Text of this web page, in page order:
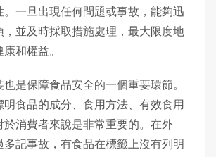
。一旦出現任何問題或事故，能夠迅
，並及時採取措施處理，最大限度地
和權益。
是保障食品安全的一個重要環節。
食品的成分、食用方法、有效食用
於消費者來說是非常重要的。在外
多記事故，有食品在標籤上沒有列明